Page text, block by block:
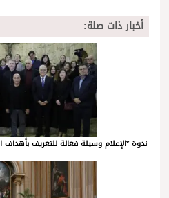
أخبار ذات صلة:
ندوة *الإعلام وسيلة فعالة للتعريف